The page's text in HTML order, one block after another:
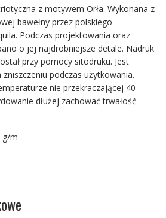
z motywem Orła. Wykonana z
bawełny przez polskiego
Podczas projektowania oraz
o jej najdrobniejsze detale. Nadruk
przy pomocy sitodruku. Jest
podczas użytkowania.
nie przekraczającej 40
dłużej zachować trwałość
g/m